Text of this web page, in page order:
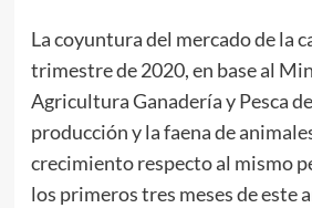
La coyuntura del mercado de la
trimestre de 2020, en base al
Agricultura Ganadería y Pesca
producción y la faena de
crecimiento respecto al mismo
los primeros tres meses de este